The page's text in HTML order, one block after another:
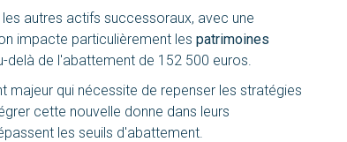
autres actifs successoraux, avec une
impacte particulièrement les patrimoines
delà de l'abattement de 152 500 euros.
majeur qui nécessite de repenser les stratégies
cette nouvelle donne dans leurs
les seuils d'abattement.